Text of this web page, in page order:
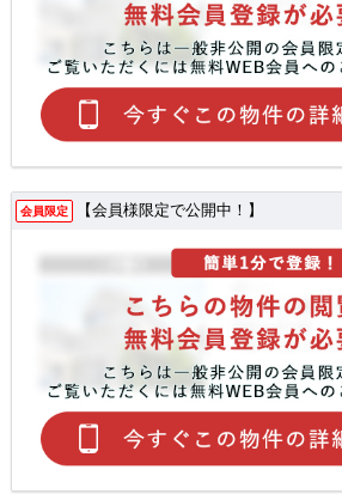
会員限定 【会員様限定で公開中！】